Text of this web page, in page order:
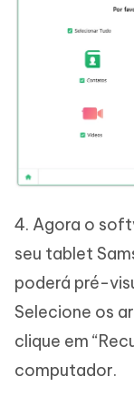
4. Agora o
seu tablet
poderá pré-
Selecione os
clique em
computador.